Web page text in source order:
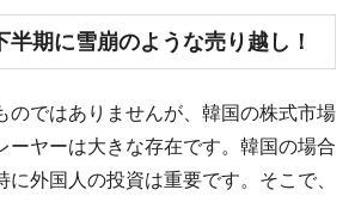
型イージス搭載の次世代駆逐艦
年竣工と公示
みしたのでは。
政府『BYD』車への補助金を全廃 ⇒ 実
は売れている。6カ月で対前年同期比
半期に雪崩のような売り越し！
のではありませんが、韓国の株式市場
ーヤーは大きな存在です。韓国の場合
に外国人の投資は重要です。そこで、